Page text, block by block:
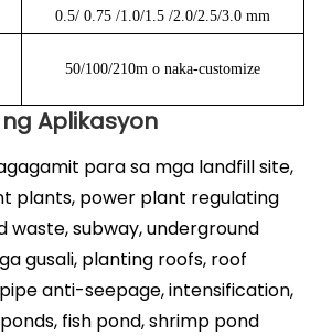
0.5/ 0.75 /1.0/1.5 /2.0/2.5/3.0 mm
50/100/210m o naka-customize
Aplikasyon
para sa mga landfill site,
plants, power plant regulating
waste, subway, underground
gusali, planting roofs, roof
anti-seepage, intensification,
fish pond, shrimp pond